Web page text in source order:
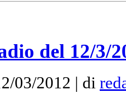
del 12/3/
03/2012 | di